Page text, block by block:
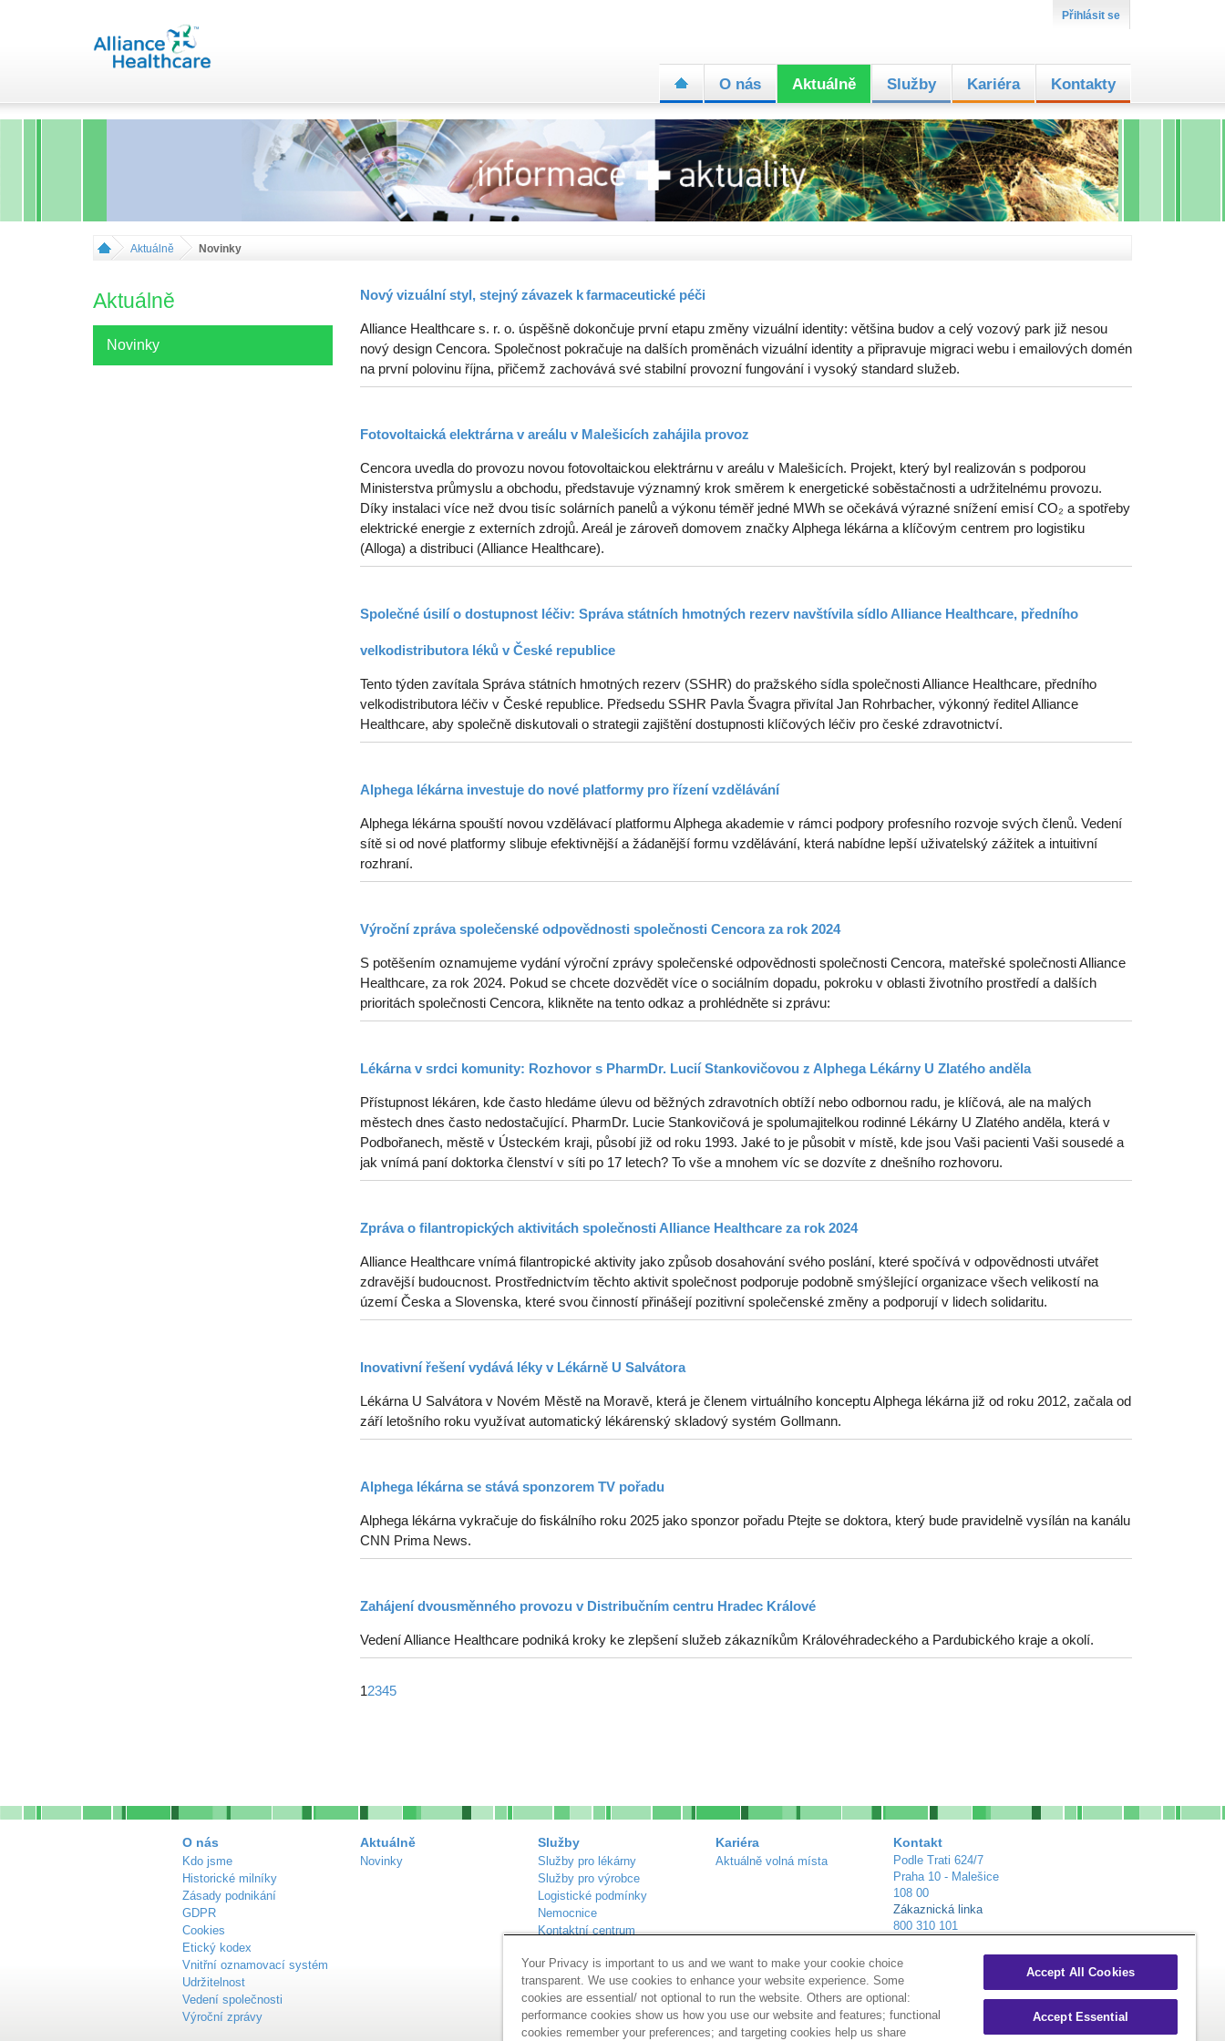
Přihlásit se
O nás Aktuálně Služby Kariéra Kontakty
Aktuálně Novinky
Aktuálně
Novinky
Nový vizuální styl, stejný závazek k farmaceutické péči
Alliance Healthcare s. r. o. úspěšně dokončuje první etapu změny vizuální identity: většina budov a celý vozový park již nesou
nový design Cencora. Společnost pokračuje na dalších proměnách vizuální identity a připravuje migraci webu i emailových domén
na první polovinu října, přičemž zachovává své stabilní provozní fungování i vysoký standard služeb.
Fotovoltaická elektrárna v areálu v Malešicích zahájila provoz
Cencora uvedla do provozu novou fotovoltaickou elektrárnu v areálu v Malešicích. Projekt, který byl realizován s podporou
Ministerstva průmyslu a obchodu, představuje významný krok směrem k energetické soběstačnosti a udržitelnému provozu.
Díky instalaci více než dvou tisíc solárních panelů a výkonu téměř jedné MWh se očekává výrazné snížení emisí CO₂ a spotřeby
elektrické energie z externích zdrojů. Areál je zároveň domovem značky Alphega lékárna a klíčovým centrem pro logistiku
(Alloga) a distribuci (Alliance Healthcare).
Společné úsilí o dostupnost léčiv: Správa státních hmotných rezerv navštívila sídlo Alliance Healthcare, předního
velkodistributora léků v České republice
Tento týden zavítala Správa státních hmotných rezerv (SSHR) do pražského sídla společnosti Alliance Healthcare, předního
velkodistributora léčiv v České republice. Předsedu SSHR Pavla Švagra přivítal Jan Rohrbacher, výkonný ředitel Alliance
Healthcare, aby společně diskutovali o strategii zajištění dostupnosti klíčových léčiv pro české zdravotnictví.
Alphega lékárna investuje do nové platformy pro řízení vzdělávání
Alphega lékárna spouští novou vzdělávací platformu Alphega akademie v rámci podpory profesního rozvoje svých členů. Vedení
sítě si od nové platformy slibuje efektivnější a žádanější formu vzdělávání, která nabídne lepší uživatelský zážitek a intuitivní
rozhraní.
Výroční zpráva společenské odpovědnosti společnosti Cencora za rok 2024
S potěšením oznamujeme vydání výroční zprávy společenské odpovědnosti společnosti Cencora, mateřské společnosti Alliance
Healthcare, za rok 2024. Pokud se chcete dozvědět více o sociálním dopadu, pokroku v oblasti životního prostředí a dalších
prioritách společnosti Cencora, klikněte na tento odkaz a prohlédněte si zprávu:
Lékárna v srdci komunity: Rozhovor s PharmDr. Lucií Stankovičovou z Alphega Lékárny U Zlatého anděla
Přístupnost lékáren, kde často hledáme úlevu od běžných zdravotních obtíží nebo odbornou radu, je klíčová, ale na malých
městech dnes často nedostačující. PharmDr. Lucie Stankovičová je spolumajitelkou rodinné Lékárny U Zlatého anděla, která v
Podbořanech, městě v Ústeckém kraji, působí již od roku 1993. Jaké to je působit v místě, kde jsou Vaši pacienti Vaši sousedé a
jak vnímá paní doktorka členství v síti po 17 letech? To vše a mnohem víc se dozvíte z dnešního rozhovoru.
Zpráva o filantropických aktivitách společnosti Alliance Healthcare za rok 2024
Alliance Healthcare vnímá filantropické aktivity jako způsob dosahování svého poslání, které spočívá v odpovědnosti utvářet
zdravější budoucnost. Prostřednictvím těchto aktivit společnost podporuje podobně smýšlející organizace všech velikostí na
území Česka a Slovenska, které svou činností přinášejí pozitivní společenské změny a podporují v lidech solidaritu.
Inovativní řešení vydává léky v Lékárně U Salvátora
Lékárna U Salvátora v Novém Městě na Moravě, která je členem virtuálního konceptu Alphega lékárna již od roku 2012, začala od
září letošního roku využívat automatický lékárenský skladový systém Gollmann.
Alphega lékárna se stává sponzorem TV pořadu
Alphega lékárna vykračuje do fiskálního roku 2025 jako sponzor pořadu Ptejte se doktora, který bude pravidelně vysílán na kanálu
CNN Prima News.
Zahájení dvousměnného provozu v Distribučním centru Hradec Králové
Vedení Alliance Healthcare podniká kroky ke zlepšení služeb zákazníkům Královéhradeckého a Pardubického kraje a okolí.
12345
O nás
Kdo jsme
Historické milníky
Zásady podnikání
GDPR
Cookies
Etický kodex
Vnitřní oznamovací systém
Udržitelnost
Vedení společnosti
Výroční zprávy
Aktuálně
Novinky
Služby
Služby pro lékárny
Služby pro výrobce
Logistické podmínky
Nemocnice
Kontaktní centrum
Inzerce lékáren
Kariéra
Aktuálně volná místa
Kontakt
Podle Trati 624/7
Praha 10 - Malešice
108 00
Zákaznická linka
800 310 101
+ Distribuční centra
Your Privacy is important to us and we want to make your cookie choice
transparent. We use cookies to enhance your website experience. Some
cookies are essential/ not optional to run the website. Others are optional:
performance cookies show us how you use our website and features; functional
cookies remember your preferences; and targeting cookies help us share
Accept All Cookies
Accept Essential